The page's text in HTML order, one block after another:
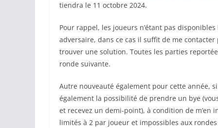
tiendra le 11 octobre 2024.
Pour rappel, les joueurs n’étant pas
adversaire, dans ce cas il suffit de me
trouver une solution. Toutes les parties
ronde suivante.
Autre nouveauté également pour cette année,
également la possibilité de prendre un bye
et recevez un demi-point), à condition de m’en
limités à 2 par joueur et impossibles aux rondes